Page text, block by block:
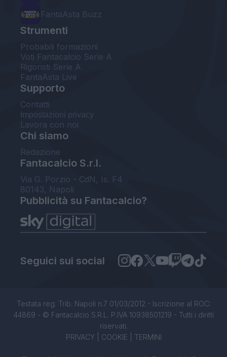
FantaAsta Buzz
Strumenti
Probabili formazioni
Voti Fantacalcio Serie A
Rigoristi Serie A
FantaAsta Live
Supporto
Contatti
Impostazioni privacy
Lavora con noi
Chi siamo
Redazione
Fantacalcio S.r.l.
Via G. Porzio - CdN, Is. F4
80143, Napoli
Pubblicità su Fantacalcio?
Seguici sui social
Testata reg. Trib. Napoli n.7 01/03/2012 - Iscrizione al ROC:
44869 - © Fantacalcio S.R.L. P.IVA 10938501219 - Tutti i diritti
riservati.
PRIVACY| COOKIE TERMINI